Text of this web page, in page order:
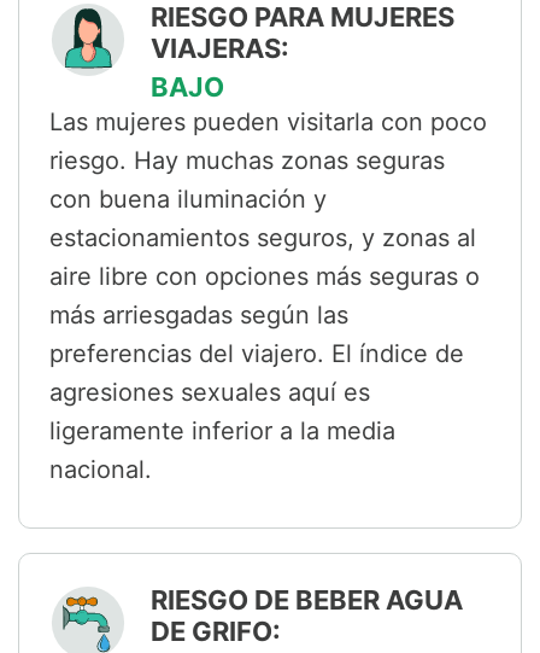
RIESGO PARA MUJERES
VIAJERAS:
BAJO
Las mujeres pueden visitarla con poco
riesgo. Hay muchas zonas seguras
con buena iluminación y
estacionamientos seguros, y zonas al
aire libre con opciones más seguras o
más arriesgadas según las
preferencias del viajero. El índice de
agresiones sexuales aquí es
ligeramente inferior a la media
nacional.
RIESGO DE BEBER AGUA
DE GRIFO: